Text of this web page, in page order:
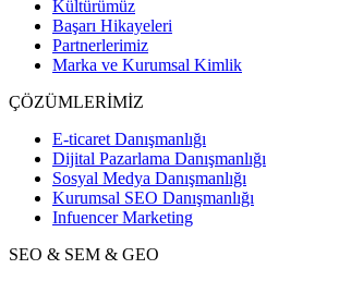
Kültürümüz
Başarı Hikayeleri
Partnerlerimiz
Marka ve Kurumsal Kimlik
ÇÖZÜMLERİMİZ
E-ticaret Danışmanlığı
Dijital Pazarlama Danışmanlığı
Sosyal Medya Danışmanlığı
Kurumsal SEO Danışmanlığı
Infuencer Marketing
SEO & SEM & GEO